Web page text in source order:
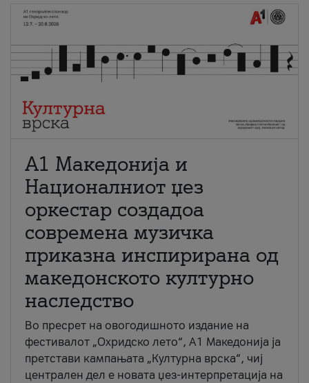
А1 Македонија и
Националниот џез
оркестар создадоа
современа музичка
приказна инспирирана од
македонското културно
наследство
Во пресрет на овогодишното издание на
фестивалот „Охридско лето“, А1 Македонија ја
претстави кампањата „Културна врска“, чиј
централен дел е новата џез-интерпретација на